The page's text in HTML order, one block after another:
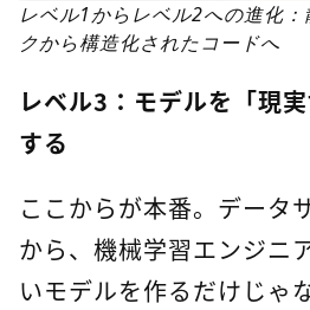
レベル1からレベル2への進化
クから構造化されたコードへ
レベル3：モデルを「現
する
ここからが本番。データ
から、機械学習エンジニ
いモデルを作るだけじゃ